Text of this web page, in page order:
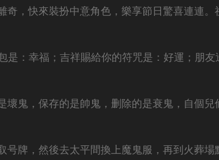
，快來裝扮中意角色，樂享節日驚喜連連。
：幸福；吉祥賜給你的符咒是：好運；朋友
鬼，保存的是帥鬼，删除的是衰鬼，自個兒
牌，然後去太平間換上魔鬼服，再到火葬場